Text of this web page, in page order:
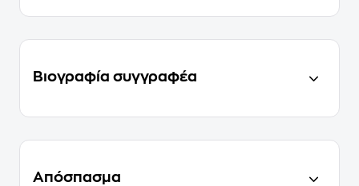
Βιογραφία συγγραφέα
Απόσπασμα